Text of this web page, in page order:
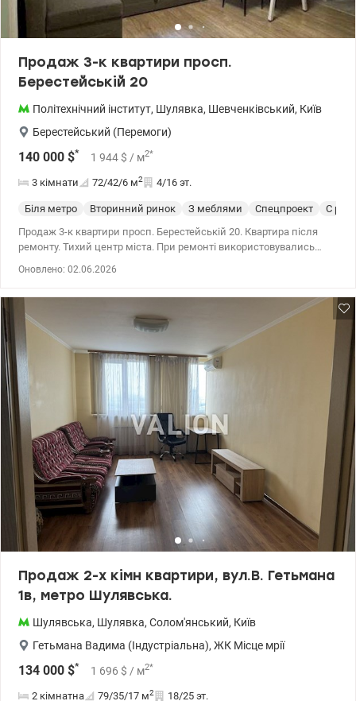
Продаж 3-к квартири просп.
Берестейській 20
Політехнічний інститут, Шулявка, Шевченківський, Київ
Берестейський (Перемоги)
140 000 $* 1 944 $ / м2*
3 кімнати 72/42/6 м2 4/16 эт.
Біля метро Вторинний ринок З меблями Спецпроект
С
Продаж 3-к квартири просп. Берестейській 20. Квартира після
ремонту. Тихий центр міста. При ремонті використовувались
Оновлено: 02.06.2026
Продаж 2-х кімн квартири, вул.В. Гетьмана
1в, метро Шулявська.
Шулявська, Шулявка, Солом'янський, Київ
Гетьмана Вадима (Індустріальна), ЖК Місце мрії
134 000 $* 1 696 $ / м2*
2 кімнатна 79/35/17 м2 18/25 эт.